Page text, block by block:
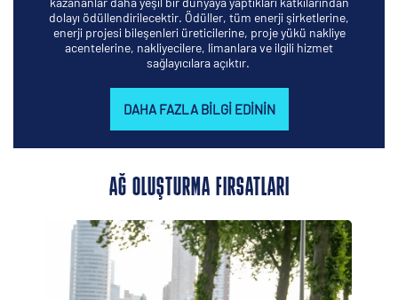
dolayı ödüllendirilecektir. Ödüller, tüm enerji şirketlerine,
enerji projesi bileşenleri üreticilerine, proje yükü nakliye
acentelerine, nakliyecilere, limanlara ve ilgili hizmet
sağlayıcılara açıktır.
DAHA FAZLA BILGI EDININ
AĞ OLUŞTURMA FIRSATLARI